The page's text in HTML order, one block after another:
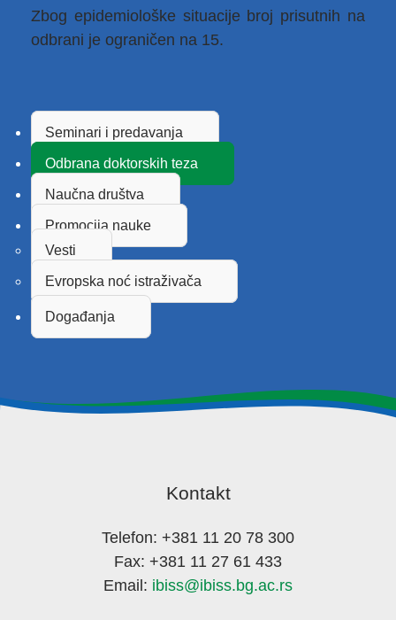
Zbog epidemiološke situacije broj prisutnih na
odbrani je ograničen na 15.
Seminari i predavanja
Odbrana doktorskih teza
Naučna društva
Promocija nauke
Vesti
Evropska noć istraživača
Događanja
Kontakt
Telefon: +381 11 20 78 300
Fax: +381 11 27 61 433
Email: ibiss@ibiss.bg.ac.rs